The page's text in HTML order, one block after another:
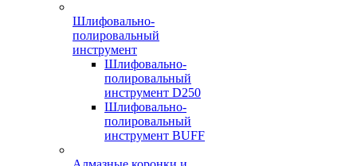
Шлифовально-
полировальный
инструмент
Шлифовально-
полировальный
инструмент D250
Шлифовально-
полировальный
инструмент BUFF